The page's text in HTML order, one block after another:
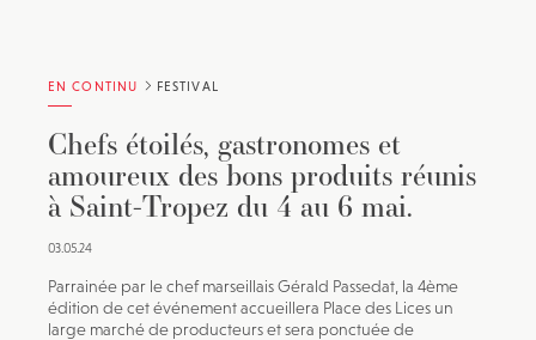
EN CONTINU FESTIVAL
Chefs étoilés, gastronomes et
amoureux des bons produits réunis
à Saint-Tropez du 4 au 6 mai.
03.05.24
Parrainée par le chef marseillais Gérald Passedat, la 4ème
édition de cet événement accueillera Place des Lices un
large marché de producteurs et sera ponctuée de